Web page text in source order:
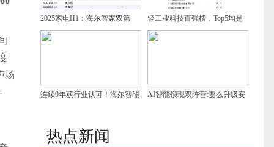
场
2025家电H1：海尔智家双第
一，增速领跑
轻工业科技百强榜，Top5均是
家电企业，谁是第一？
连续9年获行业认可！海尔智能 AI智能锁现双阵营:要么升级安
热点新闻